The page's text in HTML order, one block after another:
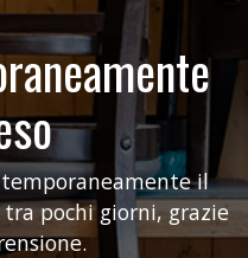
il
pochi giorni, grazie